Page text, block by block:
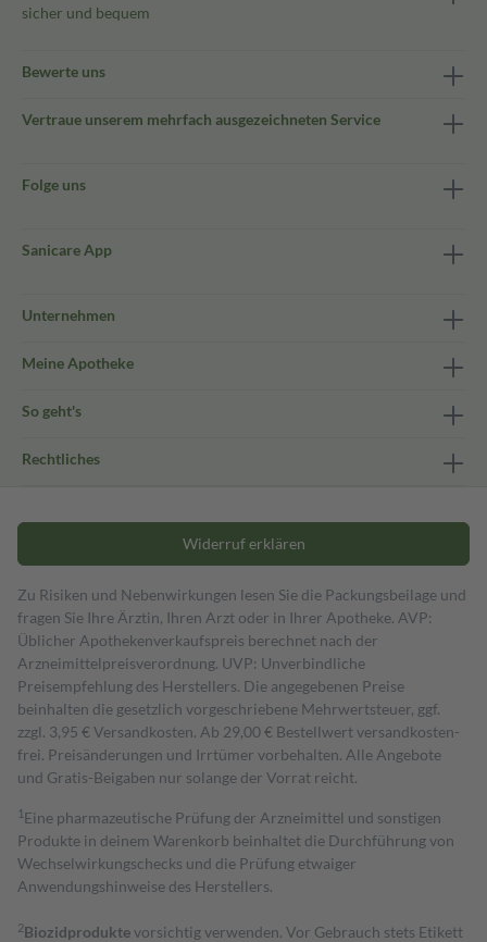
sicher und bequem
Bewerte uns
Vertraue unserem mehrfach ausgezeichneten Service
Folge uns
Sanicare App
Unternehmen
Meine Apotheke
So geht's
Rechtliches
Widerruf erklären
Zu Risiken und Nebenwirkungen lesen Sie die Packungsbeilage und
fragen Sie Ihre Ärztin, Ihren Arzt oder in Ihrer Apotheke. AVP:
Üblicher Apothekenverkaufspreis berechnet nach der
Arzneimittelpreisverordnung. UVP: Unverbindliche
Preisempfehlung des Herstellers. Die angegebenen Preise
beinhalten die gesetzlich vorgeschriebene Mehrwertsteuer, ggf.
zzgl. 3,95 € Versandkosten. Ab 29,00 € Bestell­wert versand­kosten­
frei. Preisänderungen und Irrtümer vorbehalten. Alle Angebote
und Gratis-Beigaben nur solange der Vorrat reicht.
1 Eine pharmazeutische Prüfung der Arzneimittel und sonstigen
Produkte in deinem Warenkorb beinhaltet die Durchführung von
Wechselwirkungschecks und die Prüfung etwaiger
Anwendungshinweise des Herstellers.
2Biozidproduktevorsichtig verwenden. Vor Gebrauch stets Etikett